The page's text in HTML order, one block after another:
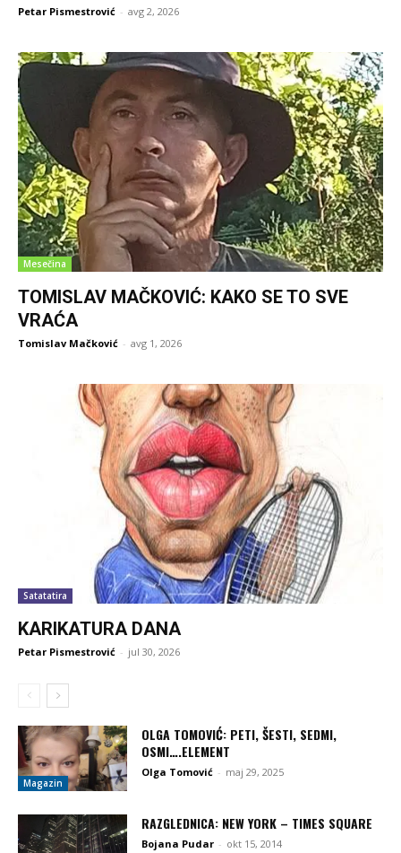
Petar Pismestrović - avg 2, 2026
Mesečina
TOMISLAV MAČKOVIĆ: KAKO SE TO SVE
VRAĆA
Tomislav Mačković - avg 1, 2026
Satatatira
KARIKATURA DANA
Petar Pismestrović - jul 30, 2026
Magazin
OLGA TOMOVIĆ: PETI, ŠESTI, SEDMI,
OSMI….ELEMENT
Olga Tomović - maj 29, 2025
RAZGLEDNICA: NEW YORK – TIMES SQUARE
Bojana Pudar - okt 15, 2014